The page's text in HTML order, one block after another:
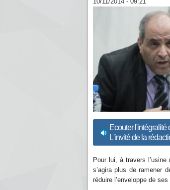
Ecouter l'intégralité
L'invité de la
Pour lui, à travers
s’agira plus de ramener
réduire l’enveloppe de